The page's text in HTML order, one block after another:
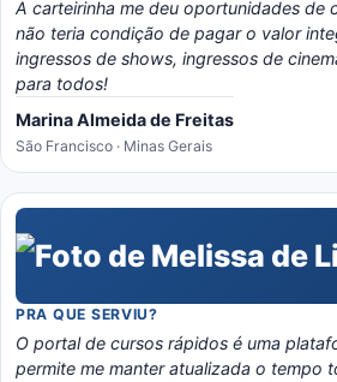
A carteirinha me deu oportunidades de
não teria condição de pagar o valor
ingressos de shows, ingressos de
para todos!
Marina Almeida de Freitas
São Francisco · Minas Gerais
PRA QUE SERVIU?
O portal de cursos rápidos é uma
permite me manter atualizada o tempo